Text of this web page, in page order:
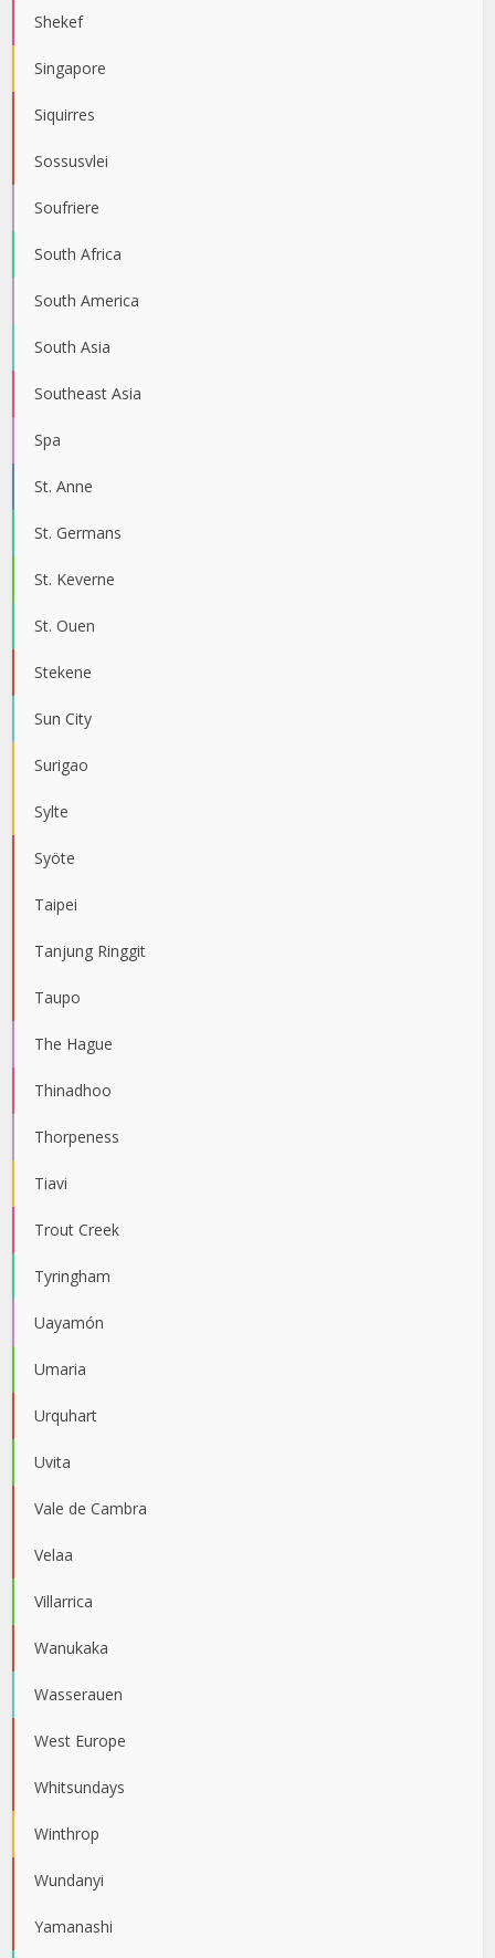
Shekef
Singapore
Siquirres
Sossusvlei
Soufriere
South Africa
South America
South Asia
Southeast Asia
Spa
St. Anne
St. Germans
St. Keverne
St. Ouen
Stekene
Sun City
Surigao
Sylte
Syöte
Taipei
Tanjung Ringgit
Taupo
The Hague
Thinadhoo
Thorpeness
Tiavi
Trout Creek
Tyringham
Uayamón
Umaria
Urquhart
Uvita
Vale de Cambra
Velaa
Villarrica
Wanukaka
Wasserauen
West Europe
Whitsundays
Winthrop
Wundanyi
Yamanashi